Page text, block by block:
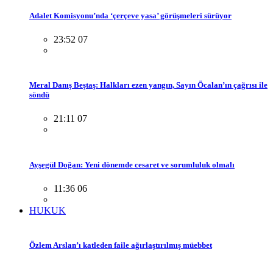
Adalet Komisyonu’nda ‘çerçeve yasa’ görüşmeleri sürüyor
23:52 07
Meral Danış Beştaş: Halkları ezen yangın, Sayın Öcalan’ın çağrısı ile
söndü
21:11 07
Ayşegül Doğan: Yeni dönemde cesaret ve sorumluluk olmalı
11:36 06
HUKUK
Özlem Arslan’ı katleden faile ağırlaştırılmış müebbet